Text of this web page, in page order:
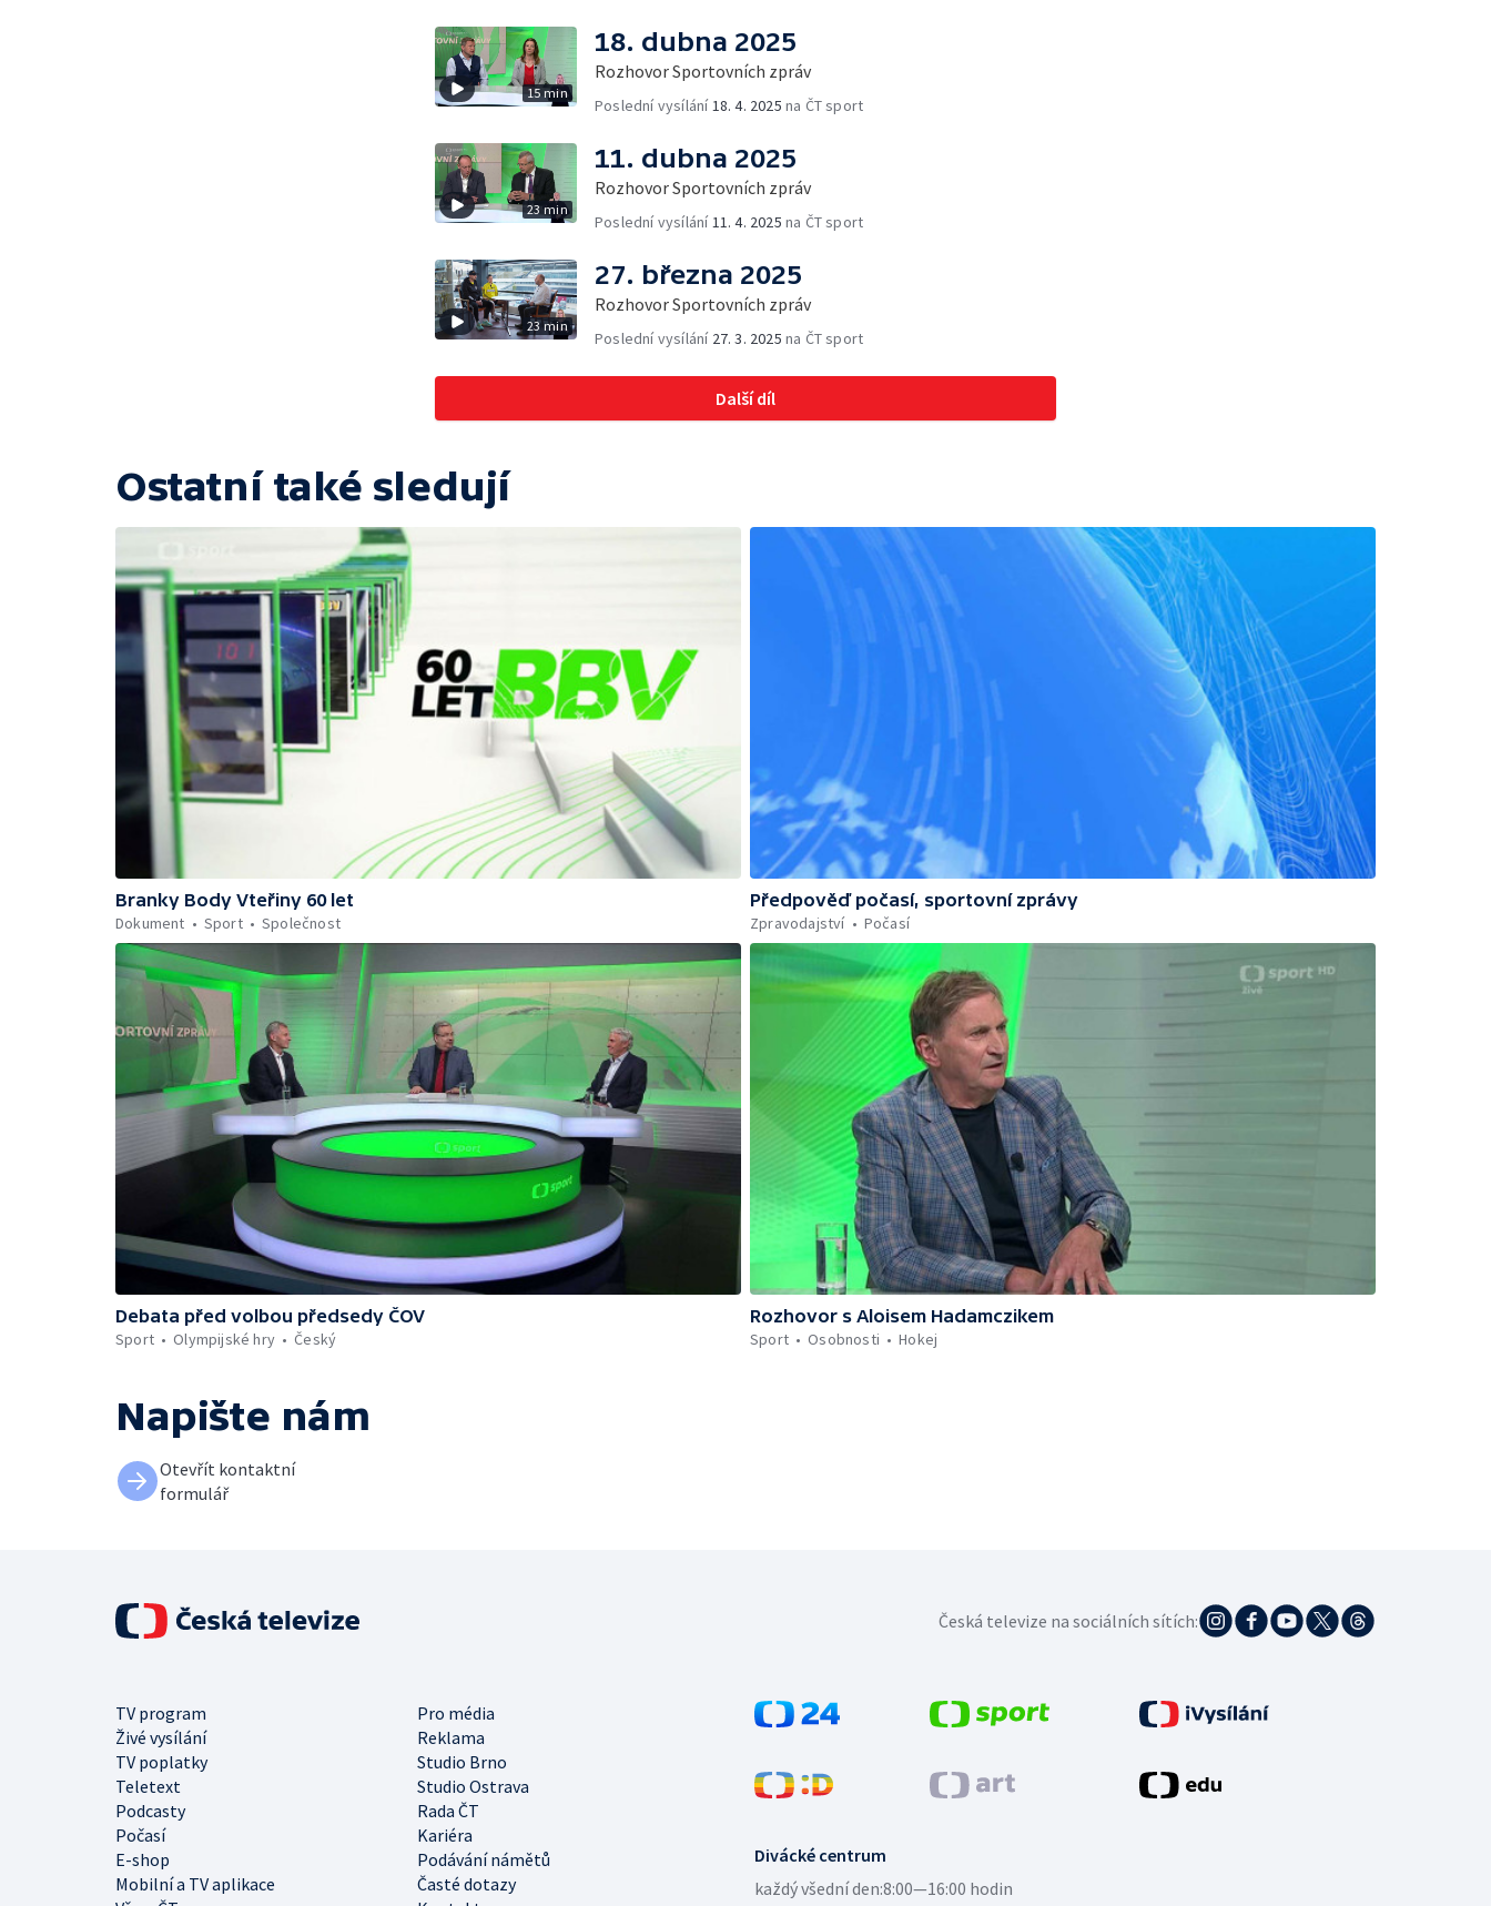
15 min
18. dubna 2025
Rozhovor Sportovních zpráv
Poslední vysílání 18. 4. 2025 na ČT sport
23 min
11. dubna 2025
Rozhovor Sportovních zpráv
Poslední vysílání 11. 4. 2025 na ČT sport
23 min
27. března 2025
Rozhovor Sportovních zpráv
Poslední vysílání 27. 3. 2025 na ČT sport
Další díl
Ostatní také sledují
Branky Body Vteřiny 60 let
Dokument
Sport Společnost
Předpověď počasí, sportovní zprávy
Zpravodajství
Počasí
Debata před volbou předsedy ČOV
Sport
Olympijské hry Český
Rozhovor s Aloisem Hadamczikem
Sport
Osobnosti Hokej
Napište nám
Otevřít kontaktní
formulář
Divácké centrum
každý všední den:8:00—16:00 hodin
TV program
Pro média
Živé vysílání
Reklama
TV poplatky
Studio Brno
Teletext
Studio Ostrava
Podcasty
Rada ČT
Počasí
Kariéra
E-shop
Podávání námětů
Mobilní a TV aplikace
Časté dotazy
Česká televize na sociálních sítích: